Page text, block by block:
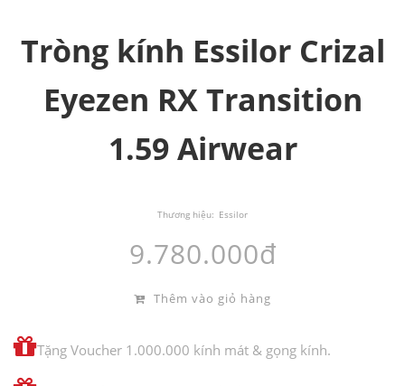
Tròng kính Essilor Crizal
Eyezen RX Transition
1.59 Airwear
Thương hiệu: Essilor
9.780.000đ
Thêm vào giỏ hàng
Tặng Voucher 1.000.000 kính mát & gọng kính.